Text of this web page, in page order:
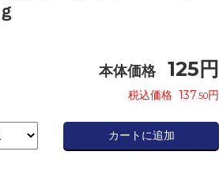
本体価格 125 円
税込価格 137.50円
カートに追加